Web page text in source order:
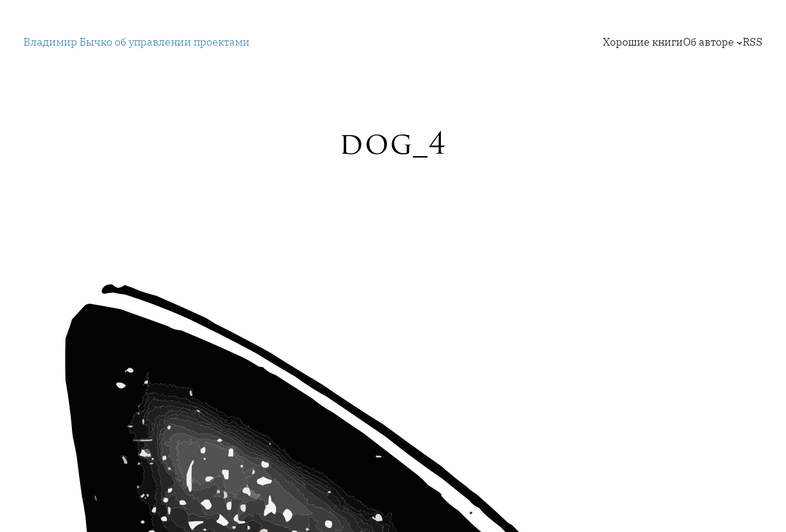
содержимому
Владимир Бычко об управлении проектами Хорошие книгиОб авторе RSS
dog_4